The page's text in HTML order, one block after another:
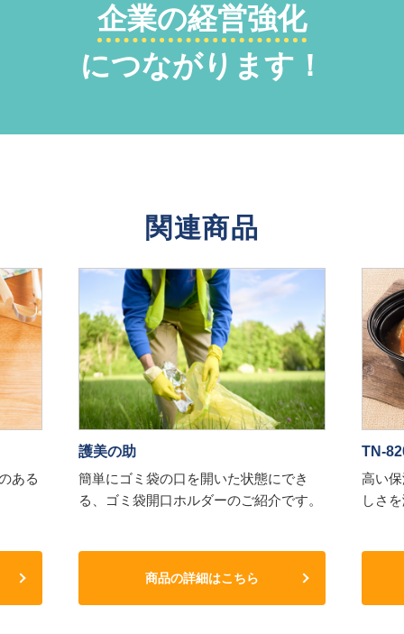
企業の経営強化
につながります！
関連商品
ある
護美の助
簡単にゴミ袋の口を開いた状態にでき
る、ゴミ袋開口ホルダーのご紹介です。
商品の詳細はこちら
TN-
高い
しさ